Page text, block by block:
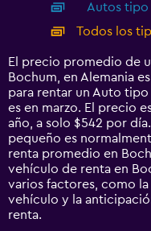
displaying
categories.
14
categories.
The
chart
has
1
Y
axis
displaying
values.
Range:
0
Autos tipo
Todos los
El precio promedio de
Bochum, en Alemania
para rentar un Auto
es en marzo. El precio
año, a solo $542 por
pequeño es
renta promedio en
vehículo de renta en
varios factores, como
vehículo y la
renta.